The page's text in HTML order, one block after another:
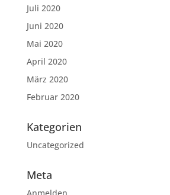
Juli 2020
Juni 2020
Mai 2020
April 2020
März 2020
Februar 2020
Kategorien
Uncategorized
Meta